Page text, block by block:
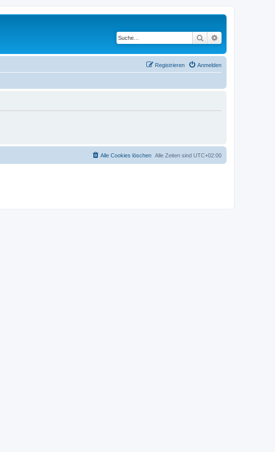
Suche
Anmelden
Registrieren
Alle Zeiten sind UTC+02:00
Alle Cookies löschen